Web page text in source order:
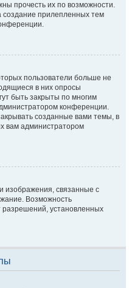
прочесть их по возможности.
создание прилепленных тем
пользователи больше не
в них опросы
быть закрыты по многим
конференции.
созданные вами темы, в
вам администратором
изображения, связанные с
Возможность
разрешений, установленных